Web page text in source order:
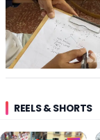
REELS & SHORTS